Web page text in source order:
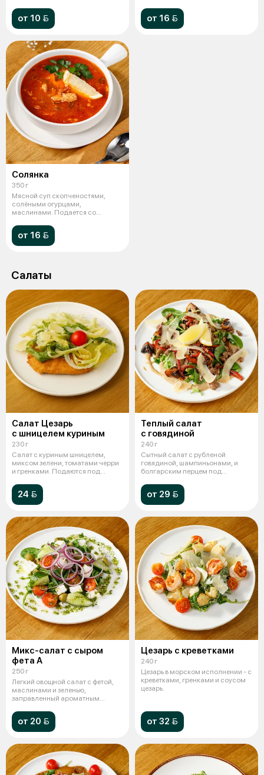
от 10  от 16 
Солянка
350 г
Мясной суп скопченостями,
солёными огурцами,
маслинами. Подается со
от 16 
Салаты
Салат Цезарь
с шницелем куриным
230 г
Салат с куриным шницелем,
миксом зелени, томатами черри
и гренками. Подаются под
24 
Теплый салат
с говядиной
240 г
Сытный салат с рубленой
говядиной, шампиньонами, и
болгарским перцем под
от 29 
Микс-салат с сыром
фета А
250 г
Легкий овощной салат с фетой,
маслинами и зеленью,
заправленный ароматным
от 20 
Цезарь с креветками
240 г
Цезарь в морском исполнении - с
креветками, гренками и соусом
цезарь.
от 32 